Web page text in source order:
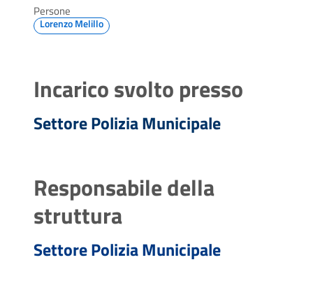
Persone
Lorenzo Melillo
Incarico svolto presso
Settore Polizia Municipale
Responsabile della
struttura
Settore Polizia Municipale